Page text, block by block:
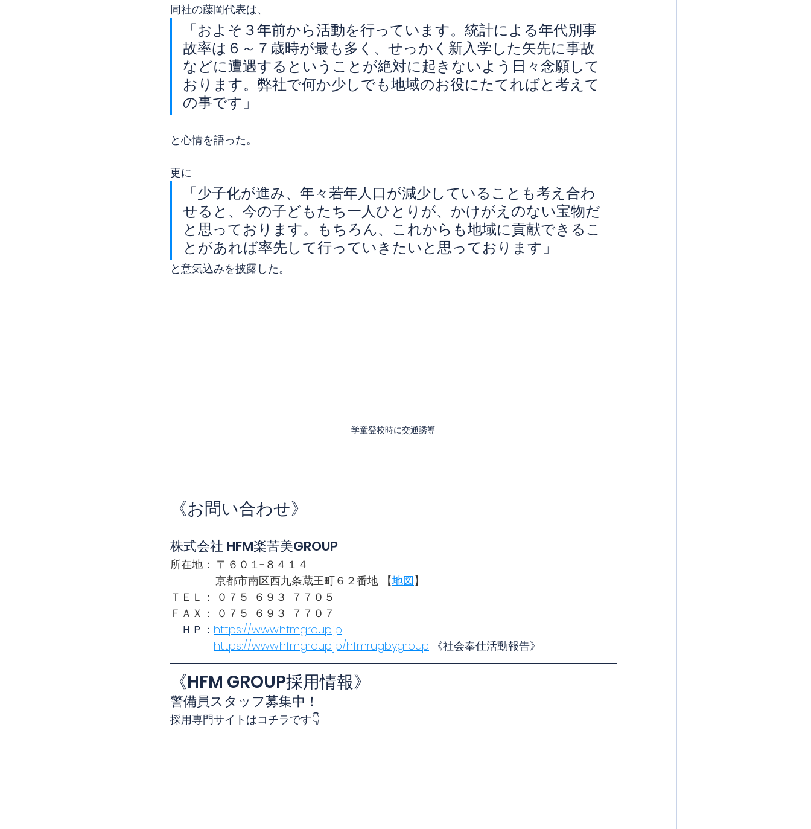
同社の藤岡代表は、
「およそ３年前から活動を行っています。統計による年代別事
故率は６～７歳時が最も多く、せっかく新入学した矢先に事故
などに遭遇するということが絶対に起きないよう日々念願して
おります。弊社で何か少しでも地域のお役にたてればと考えて
の事です」
と心情を語った。
更に
「少子化が進み、年々若年人口が減少していることも考え合わ
せると、今の子どもたち一人ひとりが、かけがえのない宝物だ
と思っております。もちろん、これからも地域に貢献できるこ
とがあれば率先して行っていきたいと思っております」
と意気込みを披露した。
学童登校時に交通誘導
《お問い合わせ》
株式会社 HFM楽苦美GROUP
所在地： 〒６０１-８４１４
京都市南区西九条蔵王町６２番地 【地図】
ＴＥＬ： ０７５-６９３-７７０５
ＦＡＸ： ０７５-６９３-７７０７
ＨＰ： https://www.hfmgroup.jp
https://www.hfmgroup.jp/hfmrugbygroup 《社会奉仕活動報告》
《HFM GROUP採用情報》
警備員スタッフ募集中！
採用専門サイトはコチラです👇